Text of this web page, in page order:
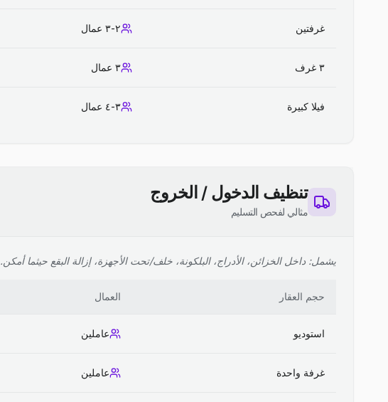
غرفتين ٢-٣ عمال
٣ غرف ٣ عمال
فيلا كبيرة ٣-٤ عمال
تنظيف الدخول / الخروج
مثالي لفحص التسليم
يشمل: داخل الخزائن، الأدراج، البلكونة، خلف/تحت الأجهزة، إزالة البقع حيثما أمكن.
حجم العقار العمال
استوديو عاملين
غرفة واحدة عاملين